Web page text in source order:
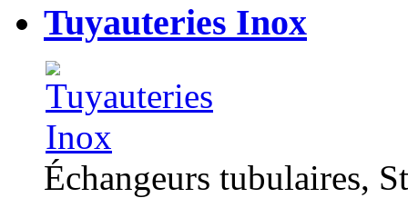
Tuyauteries Inox
Échangeurs tubulaires,